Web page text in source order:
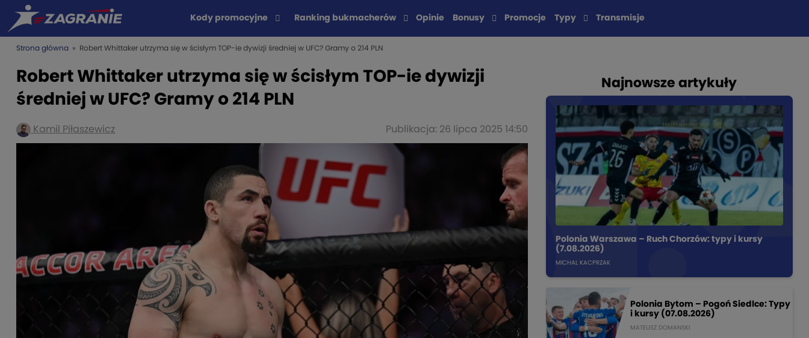
Kody promocyjne Ranking bukmacherów Opinie Bonusy Promocje Typy Transmisje
Strona główna » Robert Whittaker utrzyma się w ścisłym TOP-ie dywizji średniej w UFC? Gramy o 214 PLN
Robert Whittaker utrzyma się w ścisłym TOP-ie dywizji
średniej w UFC? Gramy o 214 PLN
Kamil Piłaszewicz Publikacja: 26 lipca 2025 14:50
Najnowsze artykuły
Polonia Warszawa – Ruch Chorzów: typy i kursy
(7.08.2026)
MICHAL KACPRZAK
Polonia Bytom – Pogoń Siedlce: Typy
i kursy (07.08.2026)
MATEUSZ DOMANSKI